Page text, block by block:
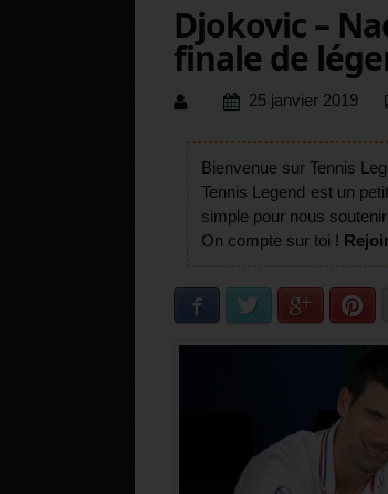
Djokovic –
finale de
25 janvier 2019
Bienvenue sur Tennis
Tennis Legend est un
simple pour nous
On compte sur toi !
Facebook Twitter Google+